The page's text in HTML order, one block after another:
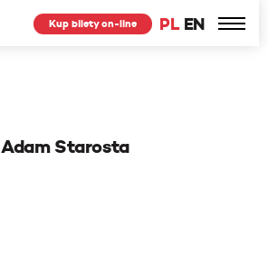
PL EN
Kup bilety on-line
Adam Starosta